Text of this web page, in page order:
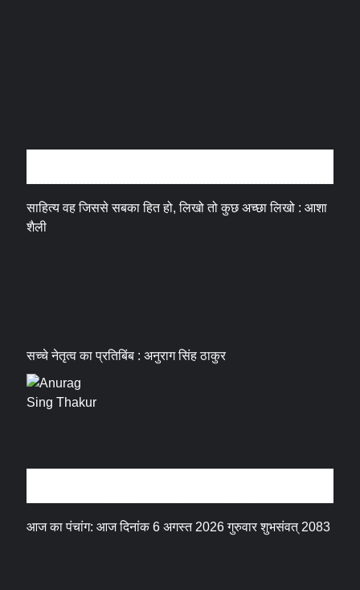
साहित्य वह जिससे सबका हित हो, लिखो तो कुछ अच्छा लिखो : आशा
शैली
सच्चे नेतृत्व का प्रतिबिंब : अनुराग सिंह ठाकुर
आज का पंचांग: आज दिनांक 6 अगस्त 2026 गुरुवार शुभसंवत् 2083